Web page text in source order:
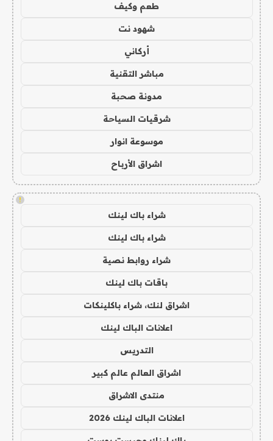
طعم وكيف
شهود نت
أركاني
مباشر التقنية
مدونة صحبة
شرقيات السياحة
موسوعة انوار
اشراق الأرباح
!
شراء باك لينك
شراء باك لينك
شراء روابط نصية
باقات باك لينك
اشراق لنك، شراء باكلينكات
اعلانات الباك لينك
التدريس
اشراق العالم عالم كبير
منتدى الاشراق
اعلانات الباك لينك 2026